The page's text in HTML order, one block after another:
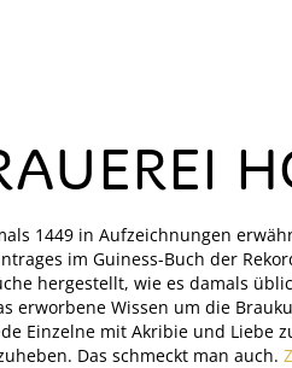
1449 in Aufzeichnungen
im Guiness-Buch der
hergestellt, wie es damals
erworbene Wissen um die
Einzelne mit Akribie und
Das schmeckt man auch.